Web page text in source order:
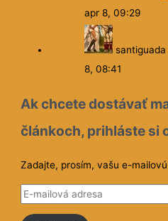
apr 8, 09:29
santiguada
8, 08:41
Ak chcete dostávať
článkoch, prihláste si
Zadajte, prosím, vašu e-
E